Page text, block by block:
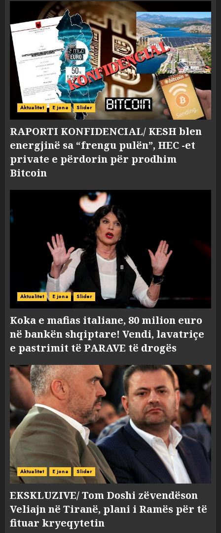
Aktualitet E jona Slider
RAPORTI KONFIDENCIAL/ KESH blen
energjinë sa “frengu pulën”, HEC -et
private e përdorin për prodhim
Bitcoin
Aktualitet E jona Slider
Koka e mafias italiane, 80 milion euro
në bankën shqiptare! Vendi, lavatriçe
e pastrimit të PARAVE të drogës
Aktualitet E jona Slider
EKSKLUZIVE/ Tom Doshi zëvendëson
Veliajn në Tiranë, plani i Ramës për të
fituar kryeqytetin